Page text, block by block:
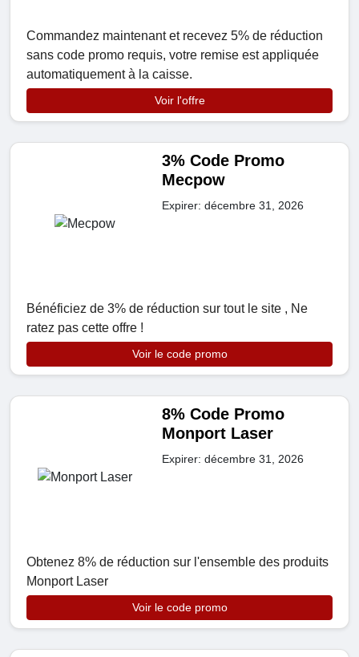
Commandez maintenant et recevez 5% de réduction
sans code promo requis, votre remise est appliquée
automatiquement à la caisse.
Voir l'offre
3% Code Promo
Mecpow
Expirer: décembre 31, 2026
Bénéficiez de 3% de réduction sur tout le site , Ne
ratez pas cette offre !
Voir le code promo
8% Code Promo
Monport Laser
Expirer: décembre 31, 2026
Obtenez 8% de réduction sur l'ensemble des produits
Monport Laser
Voir le code promo